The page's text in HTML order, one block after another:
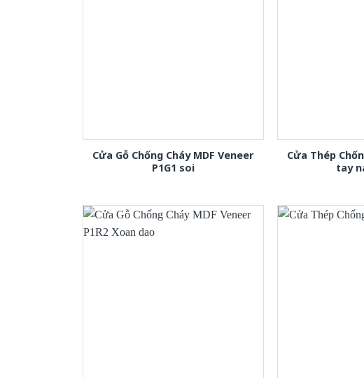
Cửa Gỗ Chống Cháy MDF Veneer
P1G1 soi
Cửa Thép
tay